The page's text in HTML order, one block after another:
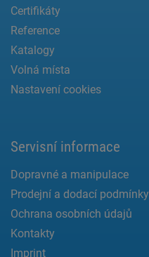
Certifikáty
Reference
Katalogy
Volná místa
Nastavení cookies
Servisní informace
Dopravné a manipulace
Prodejní a dodací podmínky
Ochrana osobních údajů
Kontakty
Imprint